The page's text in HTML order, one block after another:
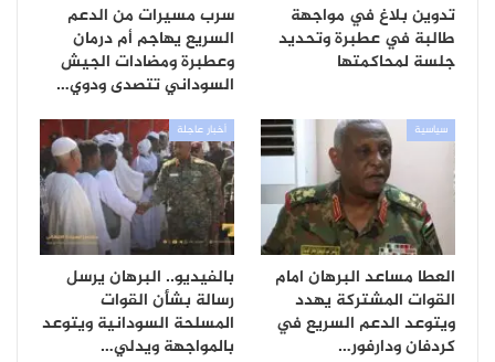
تدوين بلاغ في مواجهة
طالبة في عطبرة وتحديد
جلسة لمحاكمتها
سرب مسيرات من الدعم
السريع يهاجم أم درمان
وعطبرة ومضادات الجيش
السوداني تتصدى ودوي…
سياسية
العطا مساعد البرهان امام
القوات المشتركة يهدد
ويتوعد الدعم السريع في
كردفان ودارفور…
أخبار عاجلة
بالفيديو.. البرهان يرسل
رسالة بشأن القوات
المسلحة السودانية ويتوعد
بالمواجهة ويدلي…